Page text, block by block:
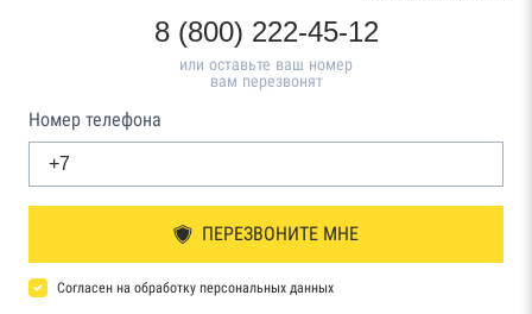
8 (800) 222-45-12
или оставьте ваш номер
вам перезвонят
Номер телефона
ПЕРЕЗВОНИТЕ МНЕ
Согласен на обработку персональных данных